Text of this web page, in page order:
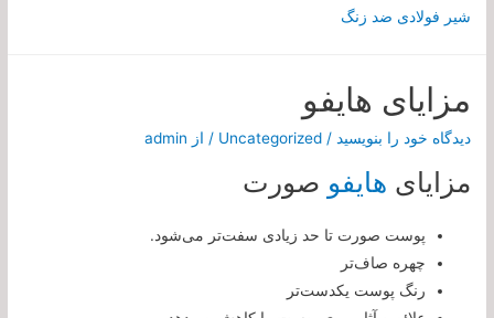
شیر فولادی ضد زنگ
مزایای هایفو
دیدگاه‌ خود را بنویسید /
Uncategorized / از admin
مزایای هایفو صورت
پوست صورت تا حد زیادی سفت‌تر می‌شود.
چهره صاف‌تر
رنگ پوست یکدست‌تر